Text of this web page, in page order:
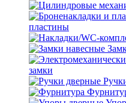
пластины
замки